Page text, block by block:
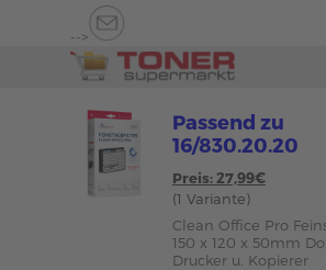
-->
Passend zu
16/830.20.20
Preis: 27,99€
(1 Variante)
Clean Office Pro
150 x 120 x 50mm
Drucker u. Kopierer